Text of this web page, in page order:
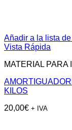
Añadir a la lista
Vista Rápida
MATERIAL PARA
KILOS
20,00€ + IVA